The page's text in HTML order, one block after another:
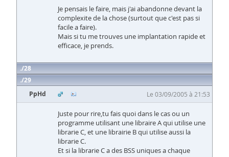
Je pensais le faire, mais j'ai abandonne devant la
complexite de la chose (surtout que c'est pas si
facile a faire).
Mais si tu me trouves une implantation rapide et
efficace, je prends.
28
29
PpHd
Le 03/09/2005 à 21:53
Juste pour rire,tu fais quoi dans le cas ou un
programme utilisant une libraire A qui utilise une
librarie C, et une librairie B qui utilise aussi la
librarie C.
Et si la librarie C a des BSS uniques a chaque